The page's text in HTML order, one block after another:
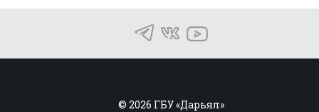
© 2026 ГБУ «Дарьял»